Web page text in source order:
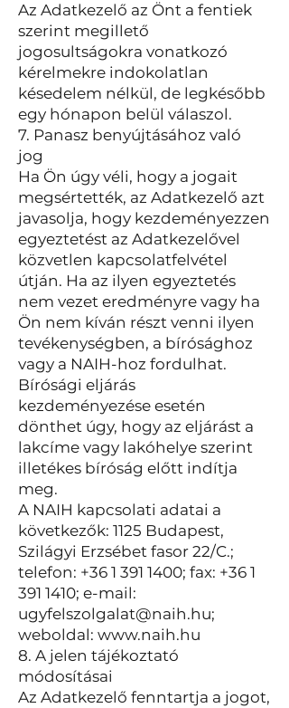
Az Adatkezelő az Önt a fentiek
szerint megillető
jogosultságokra vonatkozó
kérelmekre indokolatlan
késedelem nélkül, de legkésőbb
egy hónapon belül válaszol.
7. Panasz benyújtásához való
jog
Ha Ön úgy véli, hogy a jogait
megsértették, az Adatkezelő azt
javasolja, hogy kezdeményezzen
egyeztetést az Adatkezelővel
közvetlen kapcsolatfelvétel
útján. Ha az ilyen egyeztetés
nem vezet eredményre vagy ha
Ön nem kíván részt venni ilyen
tevékenységben, a bírósághoz
vagy a NAIH-hoz fordulhat.
Bírósági eljárás
kezdeményezése esetén
dönthet úgy, hogy az eljárást a
lakcíme vagy lakóhelye szerint
illetékes bíróság előtt indítja
meg.
A NAIH kapcsolati adatai a
következők: 1125 Budapest,
Szilágyi Erzsébet fasor 22/C.;
telefon: +36 1 391 1400; fax: +36 1
391 1410; e-mail:
ugyfelszolgalat@naih.hu;
weboldal: www.naih.hu
8. A jelen tájékoztató
módosításai
Az Adatkezelő fenntartja a jogot,